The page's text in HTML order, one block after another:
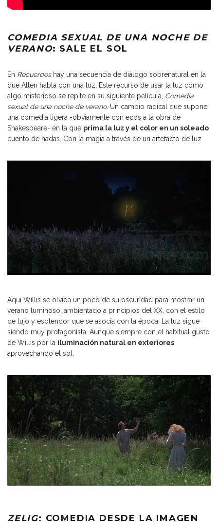
COMEDIA SEXUAL DE UNA NOCHE DE
VERANO: SALE EL SOL
En Recuerdoshay una secuencia de diálogo sobrenatural en la
que Allen habla con una luz. Este recurso de usar la luz como
algo misterioso se repite en su siguiente película, Comedia
sexual de una noche de verano. Un cambio radical que supone
una comedia ligera -obviamente con ecos a la obra de
Shakespeare- en la que prima la luz y el color en un soleado
cuento de hadas. Con la magia a través de un artefacto de luz.
Aquí Willis se olvida un poco de su oscuridad para mostrar un
verano luminoso, ambientado a principios del XX, con el estilo
de lujo y esplendor que se asocia con la época. La luz sigue
siendo muy protagonista. Aunque siempre con el habitual gusto
de Willis por la iluminación natural en exteriores
aprovechando el sol.
ZELIG: COMEDIA DESDE LA IMAGEN